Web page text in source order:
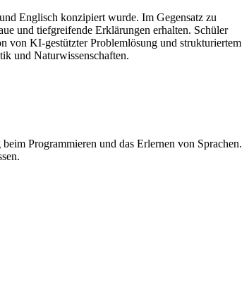
Englisch konzipiert wurde. Im Gegensatz zu
und tiefgreifende Erklärungen erhalten. Schüler
von KI-gestützter Problemlösung und strukturiertem
und Naturwissenschaften.
Programmieren und das Erlernen von Sprachen.